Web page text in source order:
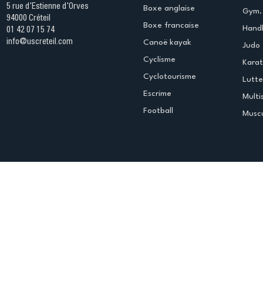
5 rue d'Estienne d'Orves
94000 Créteil
01 42 07 15 74
info@uscreteil.com
Boxe anglaise
Boxe francaise
Canoë kayak
Cyclisme
Cyclotourisme
Escrime
Football
Judo
Lutte